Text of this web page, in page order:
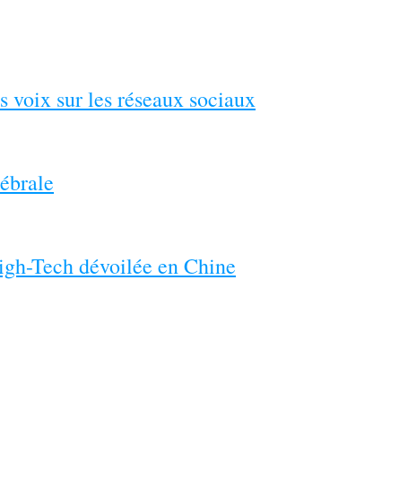
sur les réseaux sociaux
Tech dévoilée en Chine